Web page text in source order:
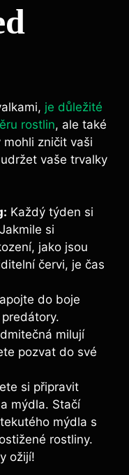
je důležité
rostlin, ale také
zničit vaši
vaše trvalky
Každý týden si
si
jako jsou
červi, je čas
do boje
milují
pozvat do své
si připravit
mýdla. Stačí
mýdla s
rostliny.
ožijí!